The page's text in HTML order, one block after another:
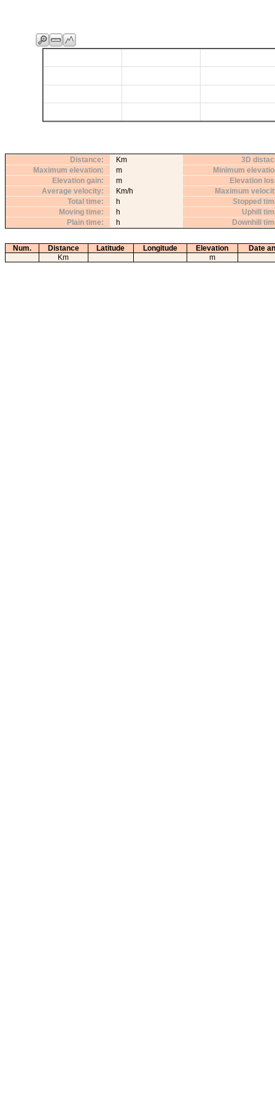
Distance
Km
Maximum elevation
m
Elevation gain
m
Average velocity
Km/h
Total time
h
Moving time
h
Plain time
h
3D
Minimum
Elevation
Maximum
Stopped
Uphill
Downhill
Num. Distance Latitude Longitude Elevation
Date
Km
m